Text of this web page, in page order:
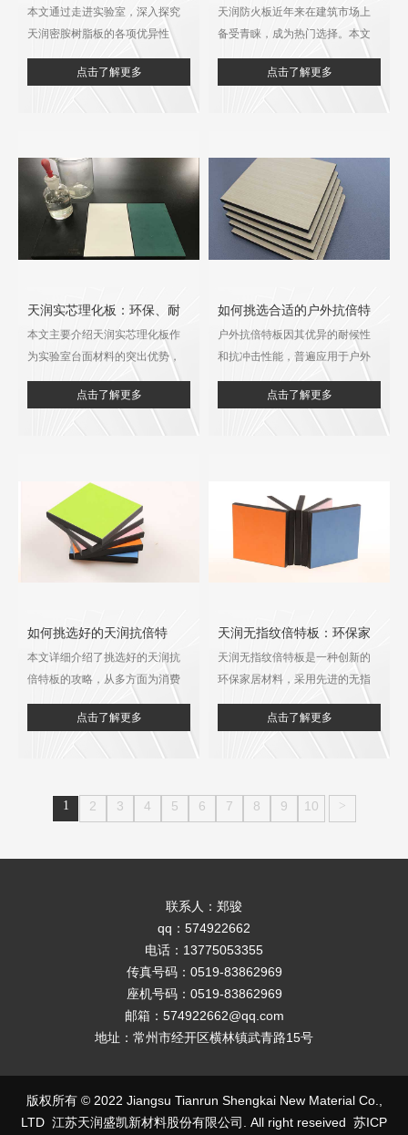
树脂板的优异性能​
本文通过走进实验室，深入探究
天润密胺树脂板的各项优异性
能。从其在不同场景下的应用出
发，详细阐述了该板材在防火、
耐磨、环保等方面的良好表现，
关信息。​
点击了解更多
热门？原因竟然是这些！
天润防火板近年来在建筑市场上
备受青睐，成为热门选择。本文
将深入探讨天润防火板受欢迎的
原因，包括其良好的防火性能、
环保特性以及普遍的应用场景。
域的先进地位和贡献。
点击了解更多
天润实芯理化板：环保、耐
用、易清洁，实验室台面理
想选择​
本文主要介绍天润实芯理化板作
为实验室台面材料的突出优势，
包括其环保性能、耐用特质以及
易清洁特点，展现其如何为实验
室提供理想的台面解决方案，并
点击了解更多
如何挑选合适的户外抗倍特
板？天润户外板材给你支招
户外抗倍特板因其优异的耐候性
和抗冲击性能，普遍应用于户外
建筑和装饰领域。本文将为您详
细介绍如何挑选合适的户外抗倍
特板，并推荐天润户外板材作为
点击了解更多
如何挑选好的天润抗倍特
板？选购攻略一览​
本文详细介绍了挑选好的天润抗
倍特板的攻略，从多方面为消费
者提供实用的选购建议，同时介
绍了江苏天润盛凯新材料股份有
限公司在抗倍特板领域的相关信
点击了解更多
天润无指纹倍特板：环保家
居的理想选择
天润无指纹倍特板是一种创新的
环保家居材料，采用先进的无指
纹技术，不仅美观耐用，还具有
优异的环保性能。本文将详细介
绍天润无指纹倍特板的特点、优
司的相关信息。
点击了解更多
1 2 3 4 5 6 7 8 9 10 >
联系人：郑骏
qq：574922662
电话：13775053355
传真号码：0519-83862969
座机号码：0519-83862969
邮箱：574922662@qq.com
地址：常州市经开区横林镇武青路15号
版权所有 © 2022 Jiangsu Tianrun Shengkai New Material Co.,
LTD 江苏天润盛凯新材料股份有限公司. All right reseived 苏ICP